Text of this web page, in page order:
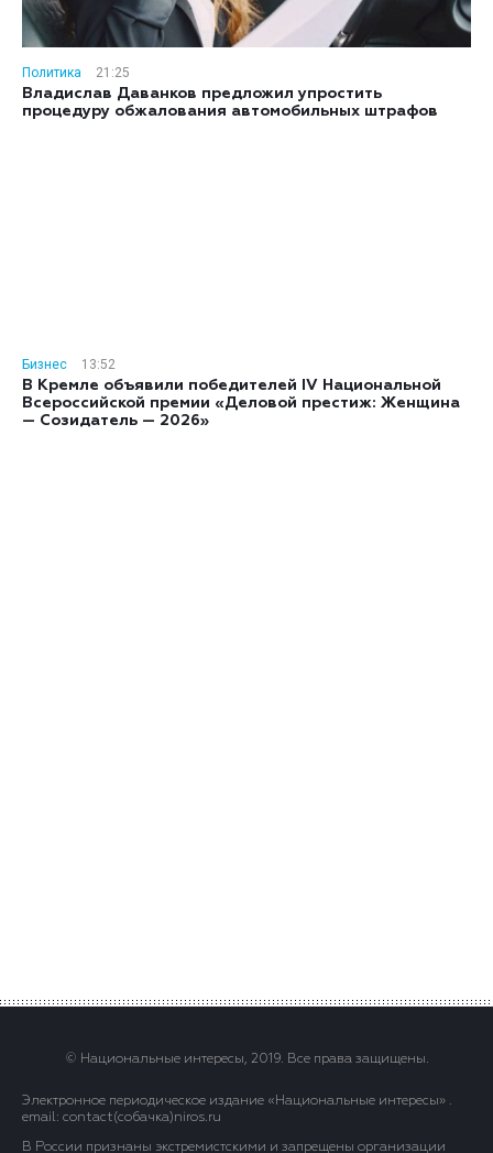
Политика
21:25
Владислав Даванков предложил упростить
процедуру обжалования автомобильных штрафов
Бизнес
13:52
В Кремле объявили победителей IV Национальной
Всероссийской премии «Деловой престиж: Женщина
— Созидатель — 2026»
© Национальные интересы, 2019. Все права защищены.
Электронное периодическое издание «Национальные интересы» .
email: contact(сoбaчка)niros.ru
В России признаны экстремистскими и запрещены организации